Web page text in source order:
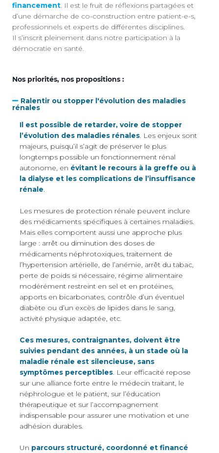
financement. Il est le fruit de réflexions partagées et
d’une démarche de co-construction entre patient-e-s,
professionnels et experts de différentes disciplines.
Il s’inscrit pleinement dans notre participation à la
démocratie en santé.
Nos priorités, nos propositions :
Ralentir ou stopper l'évolution des maladies
rénales
Il est possible de retarder, voire de stopper
l’évolution des maladies rénales. Les enjeux sont
majeurs, puisqu’il s’agit de préserver le plus
longtemps possible un fonctionnement rénal
autonome, en évitant le recours à la greffe ou à
la dialyse et les complications de l’insuffisance
rénale.
Les mesures de protection rénale peuvent inclure
des médicaments spécifiques à certaines maladies.
Mais elles comportent aussi une approche plus
large : arrêt ou diminution des doses de
médicaments néphrotoxiques, traitement de
l’hypertension artérielle, de l’anémie, arrêt du tabac,
perte de poids si nécessaire, régime alimentaire
modérément restreint en sel et en protéines,
apports en bicarbonates, contrôle d’un éventuel
diabète ou d’un excès de lipides dans le sang,
activité physique adaptée, etc.
Ces mesures, contraignantes, doivent être
suivies pendant des années, à un stade où la
maladie rénale est silencieuse, sans
symptômes perceptibles. Leur efficacité repose
sur une alliance forte entre le médecin traitant, le
néphrologue et le patient, sur l’éducation
thérapeutique et sur l’accompagnement
indispensable pour assurer une motivation et une
adhésion durables.
Un parcours structuré, coordonné et financé